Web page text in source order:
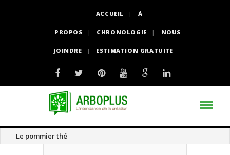
ACCUEIL À
PROPOS CHRONOLOGIE NOUS
JOINDRE ESTIMATION GRATUITE
Le pommier thé